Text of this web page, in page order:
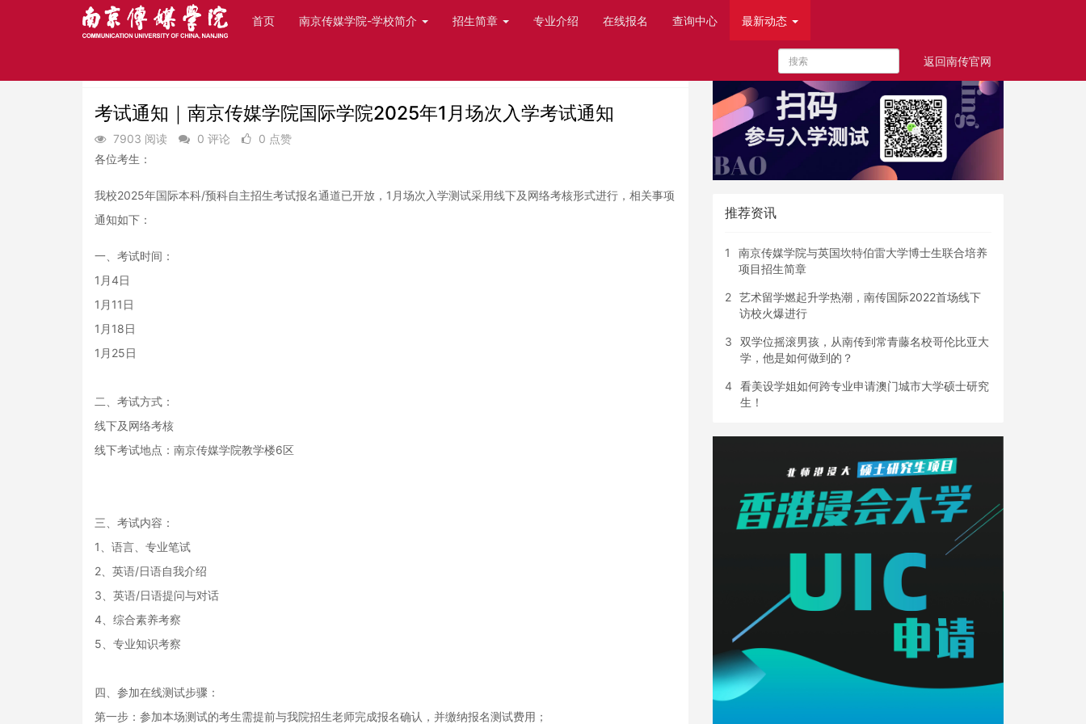
首页 南京传媒学院-学校简介 招生简章 专业介绍 在线报名 查询中心 最新动态
返回南传官网
考试通知｜南京传媒学院国际学院2025年1月场次入学考试通知
7903 阅读 0 评论
0 点赞
各位考生：
我校2025年国际本科/预科自主招生考试报名通道已开放，1月场次入学测试采用线下及网络考核形式进行，相关事项
通知如下：
一、考试时间：
1月4日
1月11日
1月18日
1月25日
二、考试方式：
线下及网络考核
线下考试地点：南京传媒学院教学楼6区
三、考试内容：
1、语言、专业笔试
2、英语/日语自我介绍
3、英语/日语提问与对话
4、综合素养考察
5、专业知识考察
四、参加在线测试步骤：
第一步：参加本场测试的考生需提前与我院招生老师完成报名确认，并缴纳报名测试费用；
推荐资讯
1
南京传媒学院与英国坎特伯雷大学博士生联合培养
项目招生简章
2 艺术留学燃起升学热潮，南传国际2022首场线下
访校火爆进行
3
双学位摇滚男孩，从南传到常青藤名校哥伦比亚大
学，他是如何做到的？
4 看美设学姐如何跨专业申请澳门城市大学硕士研究
生！